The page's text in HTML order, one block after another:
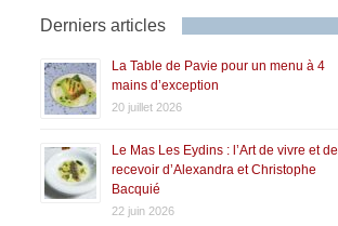
Derniers articles
La Table de Pavie pour un menu à 4
mains d’exception
20 juillet 2026
Le Mas Les Eydins : l’Art de vivre et de
recevoir d’Alexandra et Christophe
Bacquié
22 juin 2026